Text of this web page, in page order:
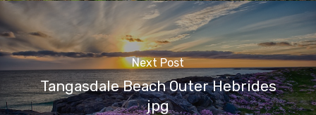
Next Post
Tangasdale Beach Outer Hebrides
jpg